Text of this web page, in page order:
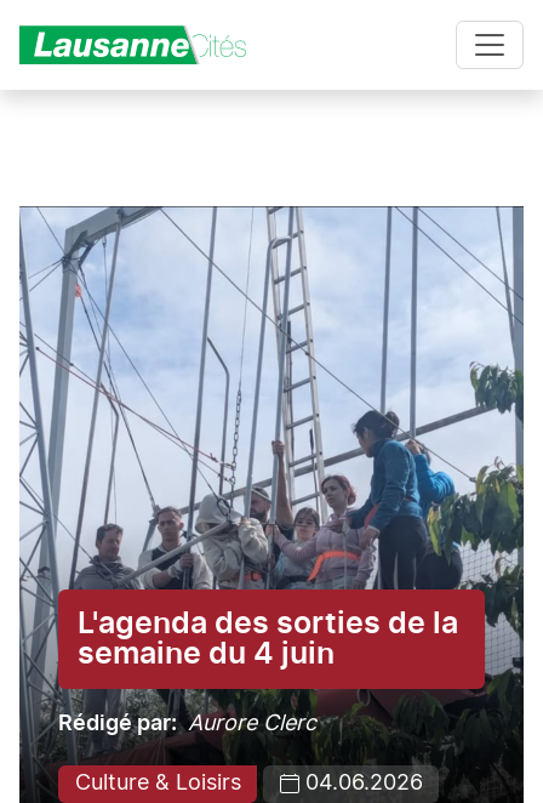
L'agenda des sorties de la
semaine du 4 juin
Rédigé par Aurore Clerc
Culture & Loisirs 04.06.2026